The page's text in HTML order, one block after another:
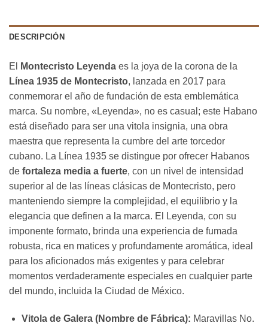
DESCRIPCIÓN
El Montecristo Leyenda es la joya de la corona de la
Línea 1935 de Montecristo, lanzada en 2017 para
conmemorar el año de fundación de esta emblemática
marca. Su nombre, «Leyenda», no es casual; este Habano
está diseñado para ser una vitola insignia, una obra
maestra que representa la cumbre del arte torcedor
cubano. La Línea 1935 se distingue por ofrecer Habanos
de fortaleza media a fuerte, con un nivel de intensidad
superior al de las líneas clásicas de Montecristo, pero
manteniendo siempre la complejidad, el equilibrio y la
elegancia que definen a la marca. El Leyenda, con su
imponente formato, brinda una experiencia de fumada
robusta, rica en matices y profundamente aromática, ideal
para los aficionados más exigentes y para celebrar
momentos verdaderamente especiales en cualquier parte
del mundo, incluida la Ciudad de México.
Vitola de Galera (Nombre de Fábrica): Maravillas No.